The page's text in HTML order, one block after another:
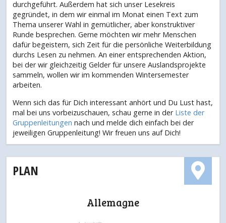
durchgeführt. Außerdem hat sich unser Lesekreis
gegründet, in dem wir einmal im Monat einen Text zum
Thema unserer Wahl in gemütlicher, aber konstruktiver
Runde besprechen. Gerne möchten wir mehr Menschen
dafür begeistern, sich Zeit für die persönliche Weiterbildung
durchs Lesen zu nehmen. An einer entsprechenden Aktion,
bei der wir gleichzeitig Gelder für unsere Auslandsprojekte
sammeln, wollen wir im kommenden Wintersemester
arbeiten.
Wenn sich das für Dich interessant anhört und Du Lust hast,
mal bei uns vorbeizuschauen, schau gerne in der Liste der
Gruppenleitungen nach und melde dich einfach bei der
jeweiligen Gruppenleitung! Wir freuen uns auf Dich!
PLAN
Allemagne